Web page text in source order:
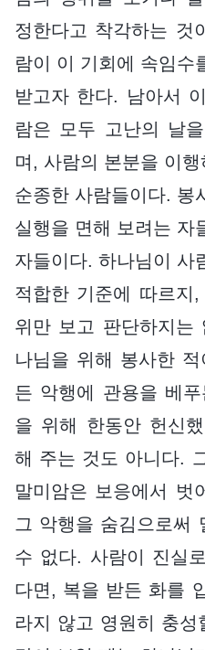
정한다고 착각하는 것
람이 이 기회에 속임수
받고자 한다. 남아서
람은 모두 고난의 날
며, 사람의 본분을 이
순종한 사람들이다. 봉
실행을 면해 보려는 자
자들이다. 하나님이 사
적합한 기준에 따르지
위만 보고 판단하지는
나님을 위해 봉사한
든 악행에 관용을 베
을 위해 한동안 헌신
해 주는 것도 아니다.
말미암은 보응에서 벗
그 악행을 숨김으로써
수 없다. 사람이 진실
다면, 복을 받든 화를
라지 않고 영원히 충